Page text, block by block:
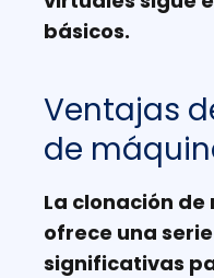
básicos.
Ventajas
de
La clonación
ofrece una
significativas